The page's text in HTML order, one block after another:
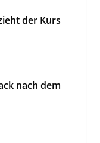
der Kurs
nach dem